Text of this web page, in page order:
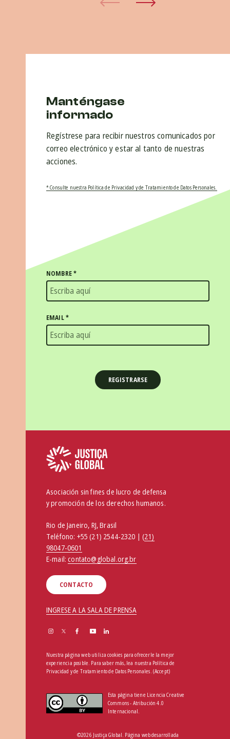
Manténgase
informado
Regístrese para recibir nuestros comunicados por
correo electrónico y estar al tanto de nuestras
acciones.
* Consulte nuestra Política de Privacidad y de Tratamiento de Datos Personales.
NOMBRE*
EMAIL*
Asociación sin fines de lucro de defensa
y promoción de los derechos humanos.
Rio de Janeiro, RJ, Brasil
Teléfono: +55 (21) 2544-2320 | (21)
98047-0601
E-mail:contato@global.org.br
CONTACTO
INGRESE A LA SALA DE PRENSA
Nuestra página web utiliza cookies para ofrecerle la mejor
experiencia posible. Para saber más, lea nuestra Política de
Privacidad y de Tratamiento de Datos Personales. (Accept)
Esta página tiene Licencia Creative
Commons - Atribución 4.0
Internacional.
©2026 Justiça Global. Página web desarrollada